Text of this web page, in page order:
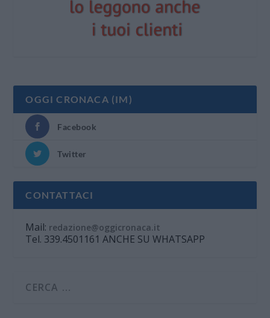
OGGI CRONACA (IM)
Facebook
Twitter
CONTATTACI
Mail: redazione@oggicronaca.it
Tel. 339.4501161 ANCHE SU WHATSAPP